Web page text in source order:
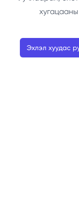
Эхлэл хуудас